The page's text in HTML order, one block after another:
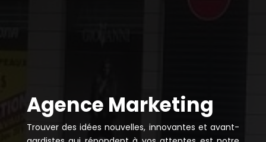
Agence Marketing
Trouver des idées nouvelles, innovantes et avant-